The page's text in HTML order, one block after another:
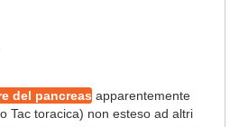
del pancreas apparentemente
Tac toracica) non esteso ad altri